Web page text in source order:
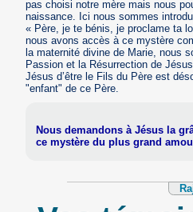
pas choisi notre mère mais nous
naissance. Ici nous sommes
« Père, je te bénis, je proclame ta
nous avons accès à ce mystère
la maternité divine de Marie, nous
Passion et la Résurrection de
Jésus d’être le Fils du Père est
"enfant" de ce Père.
Nous demandons à Jésus la
ce mystère du plus grand